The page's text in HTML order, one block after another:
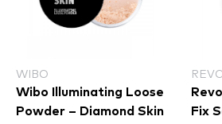
WIBO
Wibo Illuminating Loose
Powder – Diamond Skin
Fix